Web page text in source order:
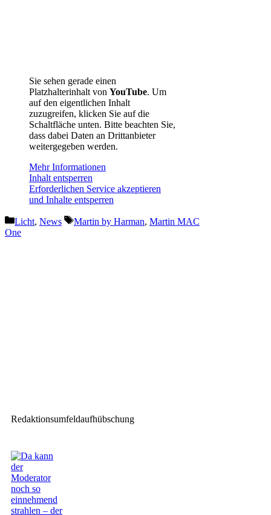
Sie sehen gerade einen
Platzhalterinhalt von YouTube. Um
auf den eigentlichen Inhalt
zuzugreifen, klicken Sie auf die
Schaltfläche unten. Bitte beachten Sie,
dass dabei Daten an Drittanbieter
weitergegeben werden.
Mehr Informationen
Inhalt entsperren
Erforderlichen Service akzeptieren
und Inhalte entsperren
Kategorien
Licht, News Schlagwörter
Martin by Harman, Martin MAC
One
Redaktionsumfeldaufhübschung